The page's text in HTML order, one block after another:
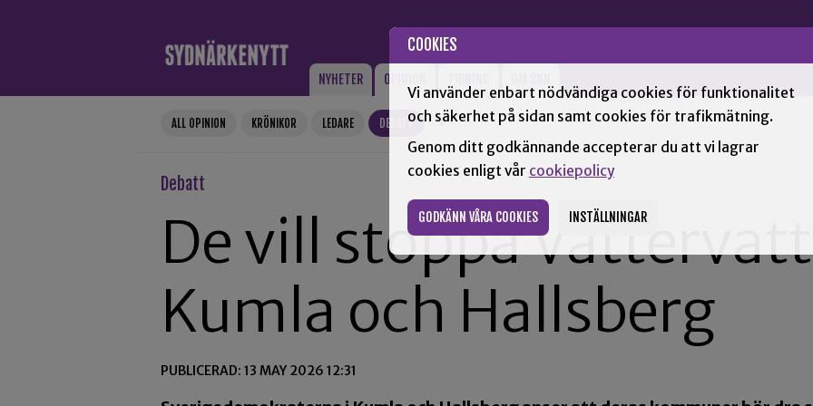
COOKIES
Vi använder enbart nödvändiga cookies för funktionalitet
och säkerhet på sidan samt cookies för trafikmätning.
Genom ditt godkännande accepterar du att vi lagrar
cookies enligt vår cookiepolicy
GODKÄNN VÅRA COOKIES INSTÄLLNINGAR
NYHETER OPINION
ALL OPINION KRÖNIKOR LEDARE DEBATT +
Debatt
De vill stoppa
Kumla och Hallsberg
PUBLICERAD: 13 MAY 2026 12:31